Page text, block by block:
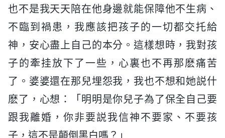
也不是我天天陪在他身邊就能保障他不生病、
不臨到禍患，我應該把孩子的一切都交托給
神，安心盡上自己的本分。這樣想時，我對孩
子的牽挂放下了一些，心裏也不再那麽痛苦
了。婆婆還在那兒埋怨我，我也不想和她説什
麽了，心想：「明明是你兒子為了保全自己要
跟我離婚，你非要説我信神不要家、不要孩
子，這不是顛倒黑白嗎？」